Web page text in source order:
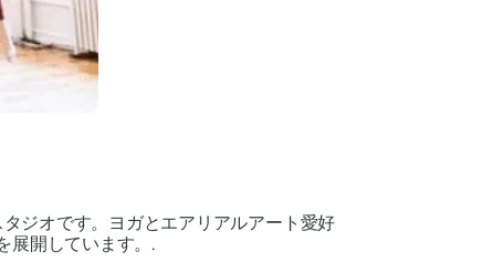
ジオです。ヨガとエアリアルアート愛好
展開しています。.